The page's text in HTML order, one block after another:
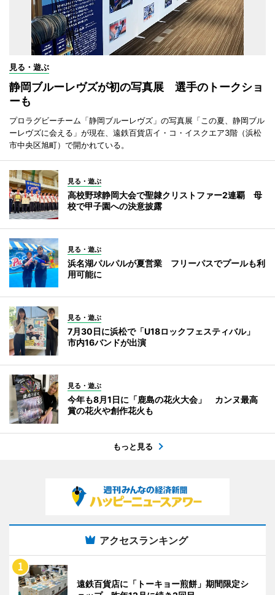
見る・遊ぶ
静岡ブルーレヴズが初の写真展 選手のトークショ
ーも
プロラグビーチーム「静岡ブルーレヴズ」の写真展「この夏、静岡ブル
ーレヴズに会える」が現在、遠鉄百貨店イ・コ・イスクエア3階（浜松
市中央区旭町）で開かれている。
見る・遊ぶ
高校野球静岡大会で聖隷クリストファー2連覇 母
校で甲子園への決意披露
見る・遊ぶ
浜名湖パルパルが夏営業 フリーパスでプールも利
用可能に
見る・遊ぶ
7月30日に浜松で「U18ロックフェスティバル」
市内16バンドが出演
見る・遊ぶ
今年も8月1日に「鹿島の花火大会」 カンヌ最高
賞の花火や創作花火も
もっと見る
アクセスランキング
遠鉄百貨店に「トーキョー煎餅」期間限定シ